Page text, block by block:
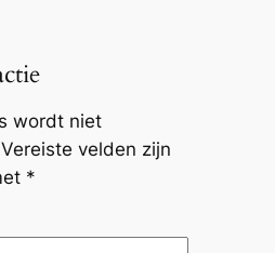
wordt niet
Vereiste velden zijn
*